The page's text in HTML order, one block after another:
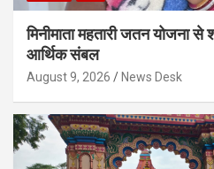
मिनीमाता महतारी जतन योजना से
आर्थिक संबल
August 9, 2026 News Desk